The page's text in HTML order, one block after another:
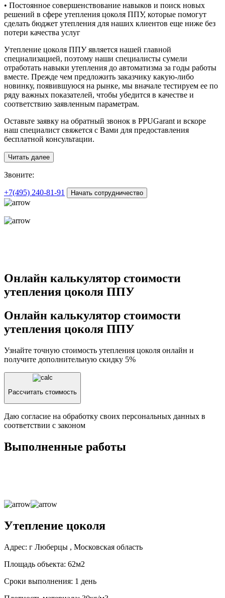
• Постоянное совершенствование навыков и поиск новых
решений в сфере утепления цоколя ППУ, которые помогут
сделать бюджет утепления для наших клиентов еще ниже без
потери качества услуг
Утепление цоколя ППУ является нашей главной
специализацией, поэтому наши специалисты сумели
отработать навыки утепления до автоматизма за годы работы
вместе. Прежде чем предложить заказчику какую-либо
новинку, появившуюся на рынке, мы вначале тестируем ее по
ряду важных показателей, чтобы убедится в качестве и
соответствию заявленным параметрам.
Оставьте заявку на обратный звонок в PPUGarant и вскоре
наш специалист свяжется с Вами для предоставления
бесплатной консультации.
Читать далее
Звоните:
+7(495) 240-81-91 Начать сотрудничество
Онлайн калькулятор стоимости
утепления цоколя ППУ
Онлайн калькулятор стоимости
утепления цоколя ППУ
Узнайте точную стоимость утепления цоколя онлайн и
получите дополнительную скидку 5%
Рассчитать стоимость
Даю согласие на обработку своих персональных данных в
соответствии с законом
Выполненные работы
Утепление цоколя
Адрес: г Люберцы , Московская область
Площадь объекта: 62м2
Сроки выполнения: 1 день